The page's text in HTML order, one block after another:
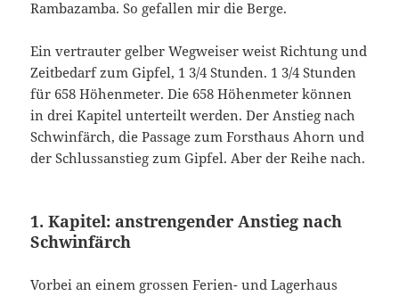
Rambazamba. So gefallen mir die Berge.
Ein vertrauter gelber Wegweiser weist Richtung und
Zeitbedarf zum Gipfel, 1 3/4 Stunden. 1 3/4 Stunden
für 658 Höhenmeter. Die 658 Höhenmeter können
in drei Kapitel unterteilt werden. Der Anstieg nach
Schwinfärch, die Passage zum Forsthaus Ahorn und
der Schlussanstieg zum Gipfel. Aber der Reihe nach.
1. Kapitel: anstrengender Anstieg nach
Schwinfärch
Vorbei an einem grossen Ferien- und Lagerhaus